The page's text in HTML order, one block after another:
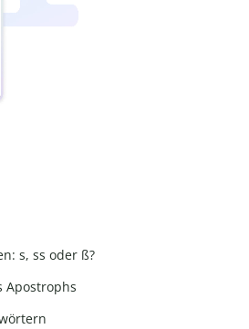
s, ss oder ß?
Apostrophs